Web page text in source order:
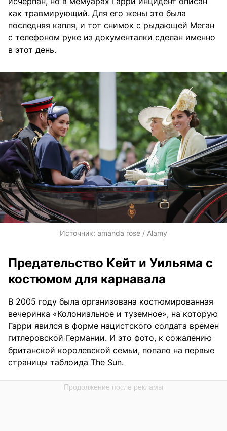
как травмирующий. Для его жены это была
последняя капля, и тот снимок с рыдающей Меган
с телефоном руке из документалки сделан именно
в этот день.
Источник: amanda rose / Alamy
Предательство Кейт и Уильяма с
костюмом для карнавала
В 2005 году была организована костюмированная
вечеринка «Колониальное и туземное», на которую
Гарри явился в форме нацистского солдата времен
гитлеровской Германии. И это фото, к сожалению
британской королевской семьи, попало на первые
страницы таблоида The Sun.